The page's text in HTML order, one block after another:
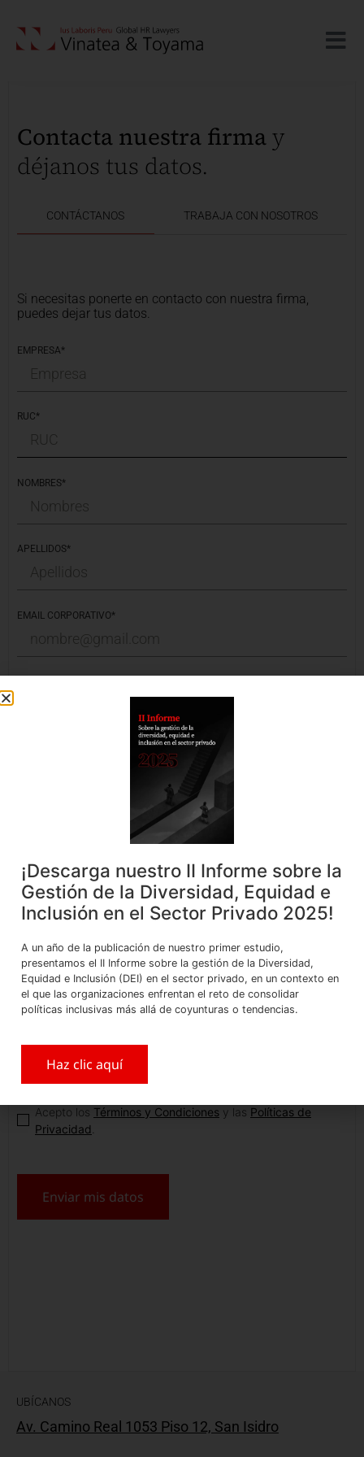
Contacta nuestra firmay
déjanos tus datos.
CONTÁCTANOS TRABAJA CON NOSOTROS
Si necesitas ponerte en contacto con nuestra firma,
puedes dejar tus datos.
EMPRESA*
RUC*
NOMBRES*
APELLIDOS*
EMAIL CORPORATIVO*
* Campos obligatorios
Acepto los Términos y Condiciones y las Políticas de
Privacidad
UBÍCANOS
Av. Camino Real 1053 Piso 12, San Isidro
¡Descarga nuestro II Informe sobre la
Gestión de la Diversidad, Equidad e
Inclusión en el Sector Privado 2025!
A un año de la publicación de nuestro primer estudio,
presentamos el II Informe sobre la gestión de la Diversidad,
Equidad e Inclusión (DEI) en el sector privado, en un contexto en
el que las organizaciones enfrentan el reto de consolidar
políticas inclusivas más allá de coyunturas o tendencias.
Haz clic aquí